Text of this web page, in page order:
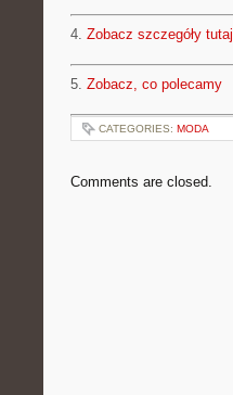
4. Zobacz szczegóły tutaj
5. Zobacz, co polecamy
CATEGORIES: MODA
Comments are closed.